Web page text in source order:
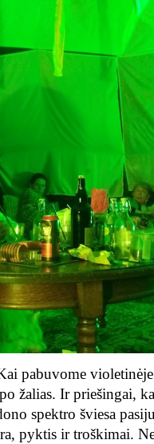
pabuvome
žalias. Ir priešingai,
spektro šviesa
pyktis ir troškimai.